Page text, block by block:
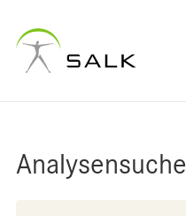
Analysensuche